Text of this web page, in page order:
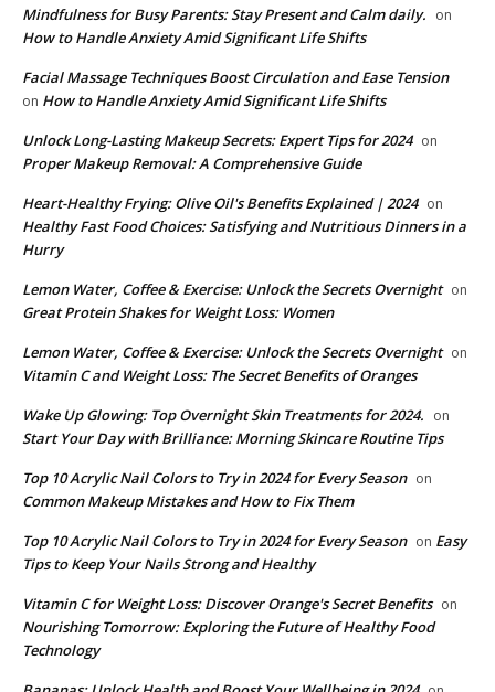
Mindfulness for Busy Parents: Stay Present and Calm daily. on
How to Handle Anxiety Amid Significant Life Shifts
Facial Massage Techniques Boost Circulation and Ease Tension
on How to Handle Anxiety Amid Significant Life Shifts
Unlock Long-Lasting Makeup Secrets: Expert Tips for 2024 on
Proper Makeup Removal: A Comprehensive Guide
Heart-Healthy Frying: Olive Oil's Benefits Explained | 2024 on
Healthy Fast Food Choices: Satisfying and Nutritious Dinners in a
Hurry
Lemon Water, Coffee & Exercise: Unlock the Secrets Overnight on
Great Protein Shakes for Weight Loss: Women
Lemon Water, Coffee & Exercise: Unlock the Secrets Overnight on
Vitamin C and Weight Loss: The Secret Benefits of Oranges
Wake Up Glowing: Top Overnight Skin Treatments for 2024. on
Start Your Day with Brilliance: Morning Skincare Routine Tips
Top 10 Acrylic Nail Colors to Try in 2024 for Every Season on
Common Makeup Mistakes and How to Fix Them
Top 10 Acrylic Nail Colors to Try in 2024 for Every Season on Easy
Tips to Keep Your Nails Strong and Healthy
Vitamin C for Weight Loss: Discover Orange's Secret Benefits on
Nourishing Tomorrow: Exploring the Future of Healthy Food
Technology